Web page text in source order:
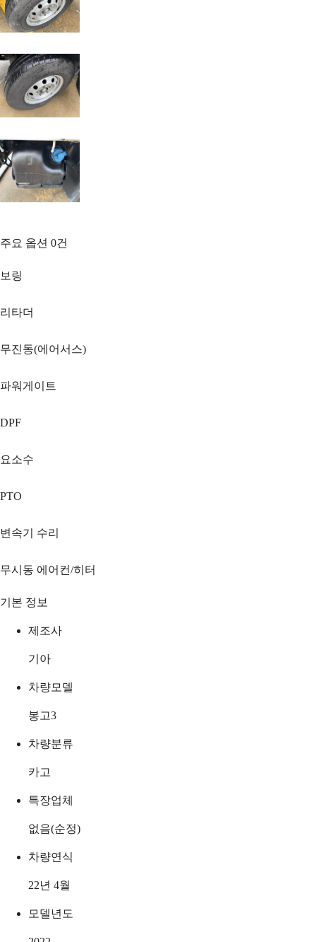
주요 옵션 0건
보링
리타더
무진동(에어서스)
파워게이트
DPF
요소수
PTO
변속기 수리
무시동 에어컨/히터
기본 정보
제조사
기아
차량모델
봉고3
차량분류
카고
특장업체
없음(순정)
차량연식
22년 4월
모델년도